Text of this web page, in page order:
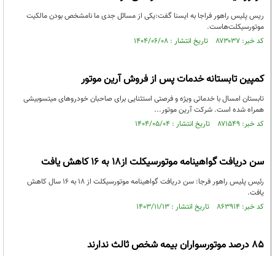
ریس پلیس راهور فراجا به ایسنا گفت:یکی از مسائل جدی ما نامشخص بودن مالکیت
موتورسیکلت‌هاست.
کد خبر: ۸۷۳۰۳۷ تاریخ انتشار : ۱۴۰۴/۰۶/۰۸
کمپین تابستانه خدمات پس از فروش آرین موتور
تابستان امسال با خدماتی ویژه و فرصتی استثنایی برای صاحبان خودروهای میتسوبیشی
همراه شده است. شرکت آرین موتور...
کد خبر: ۸۷۱۵۴۹ تاریخ انتشار : ۱۴۰۴/۰۵/۰۴
سن دریافت گواهینامه موتورسیکلت از۱۸ به ۱۶ کاهش یافت
رئیس پلیس راهور فرجا: سن دریافت گواهینامه موتورسیکلت از ۱۸ به ۱۶ سال کاهش
یافت.
کد خبر: ۸۶۳۹۱۴ تاریخ انتشار : ۱۴۰۳/۱۱/۱۳
۸۵ درصد موتورسواران بیمه شخص ثالث ندارند